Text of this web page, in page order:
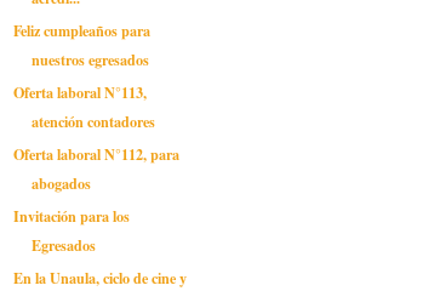
Feliz cumpleaños para
nuestros egresados
Oferta laboral N°113,
atención contadores
Oferta laboral N°112, para
abogados
Invitación para los
Egresados
En la Unaula, ciclo de cine y